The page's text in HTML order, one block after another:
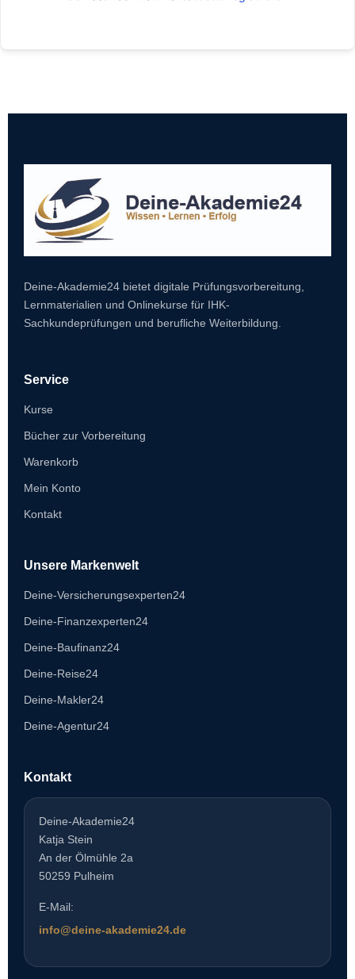
Deine-Akademie24 bietet digitale Prüfungsvorbereitung,
Lernmaterialien und Onlinekurse für IHK-
Sachkundeprüfungen und berufliche Weiterbildung.
Service
Kurse
Bücher zur Vorbereitung
Warenkorb
Mein Konto
Kontakt
Unsere Markenwelt
Deine-Versicherungsexperten24
Deine-Finanzexperten24
Deine-Baufinanz24
Deine-Reise24
Deine-Makler24
Deine-Agentur24
Kontakt
Deine-Akademie24
Katja Stein
An der Ölmühle 2a
50259 Pulheim
E-Mail:
info@deine-akademie24.de